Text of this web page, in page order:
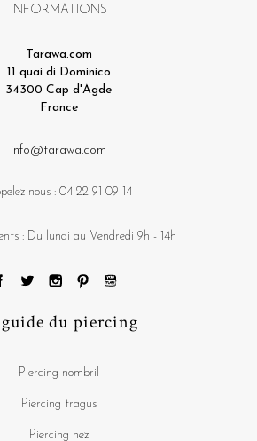
INFORMATIONS
Tarawa.com
11 quai di Dominico
34300 Cap d'Agde
France
info@tarawa.com
nous : 04 22 91 09 14
: Du lundi au Vendredi 9h - 14h
du piercing
Piercing nombril
Piercing tragus
Piercing nez